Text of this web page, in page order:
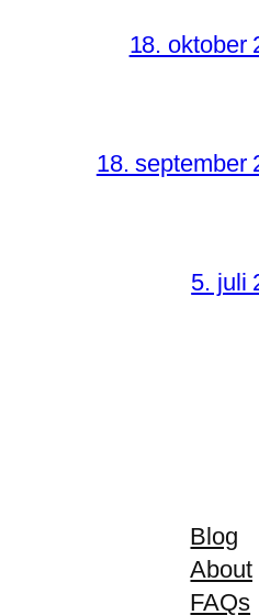
18. oktober
18. september
5. juli
Blog
About
FAQs